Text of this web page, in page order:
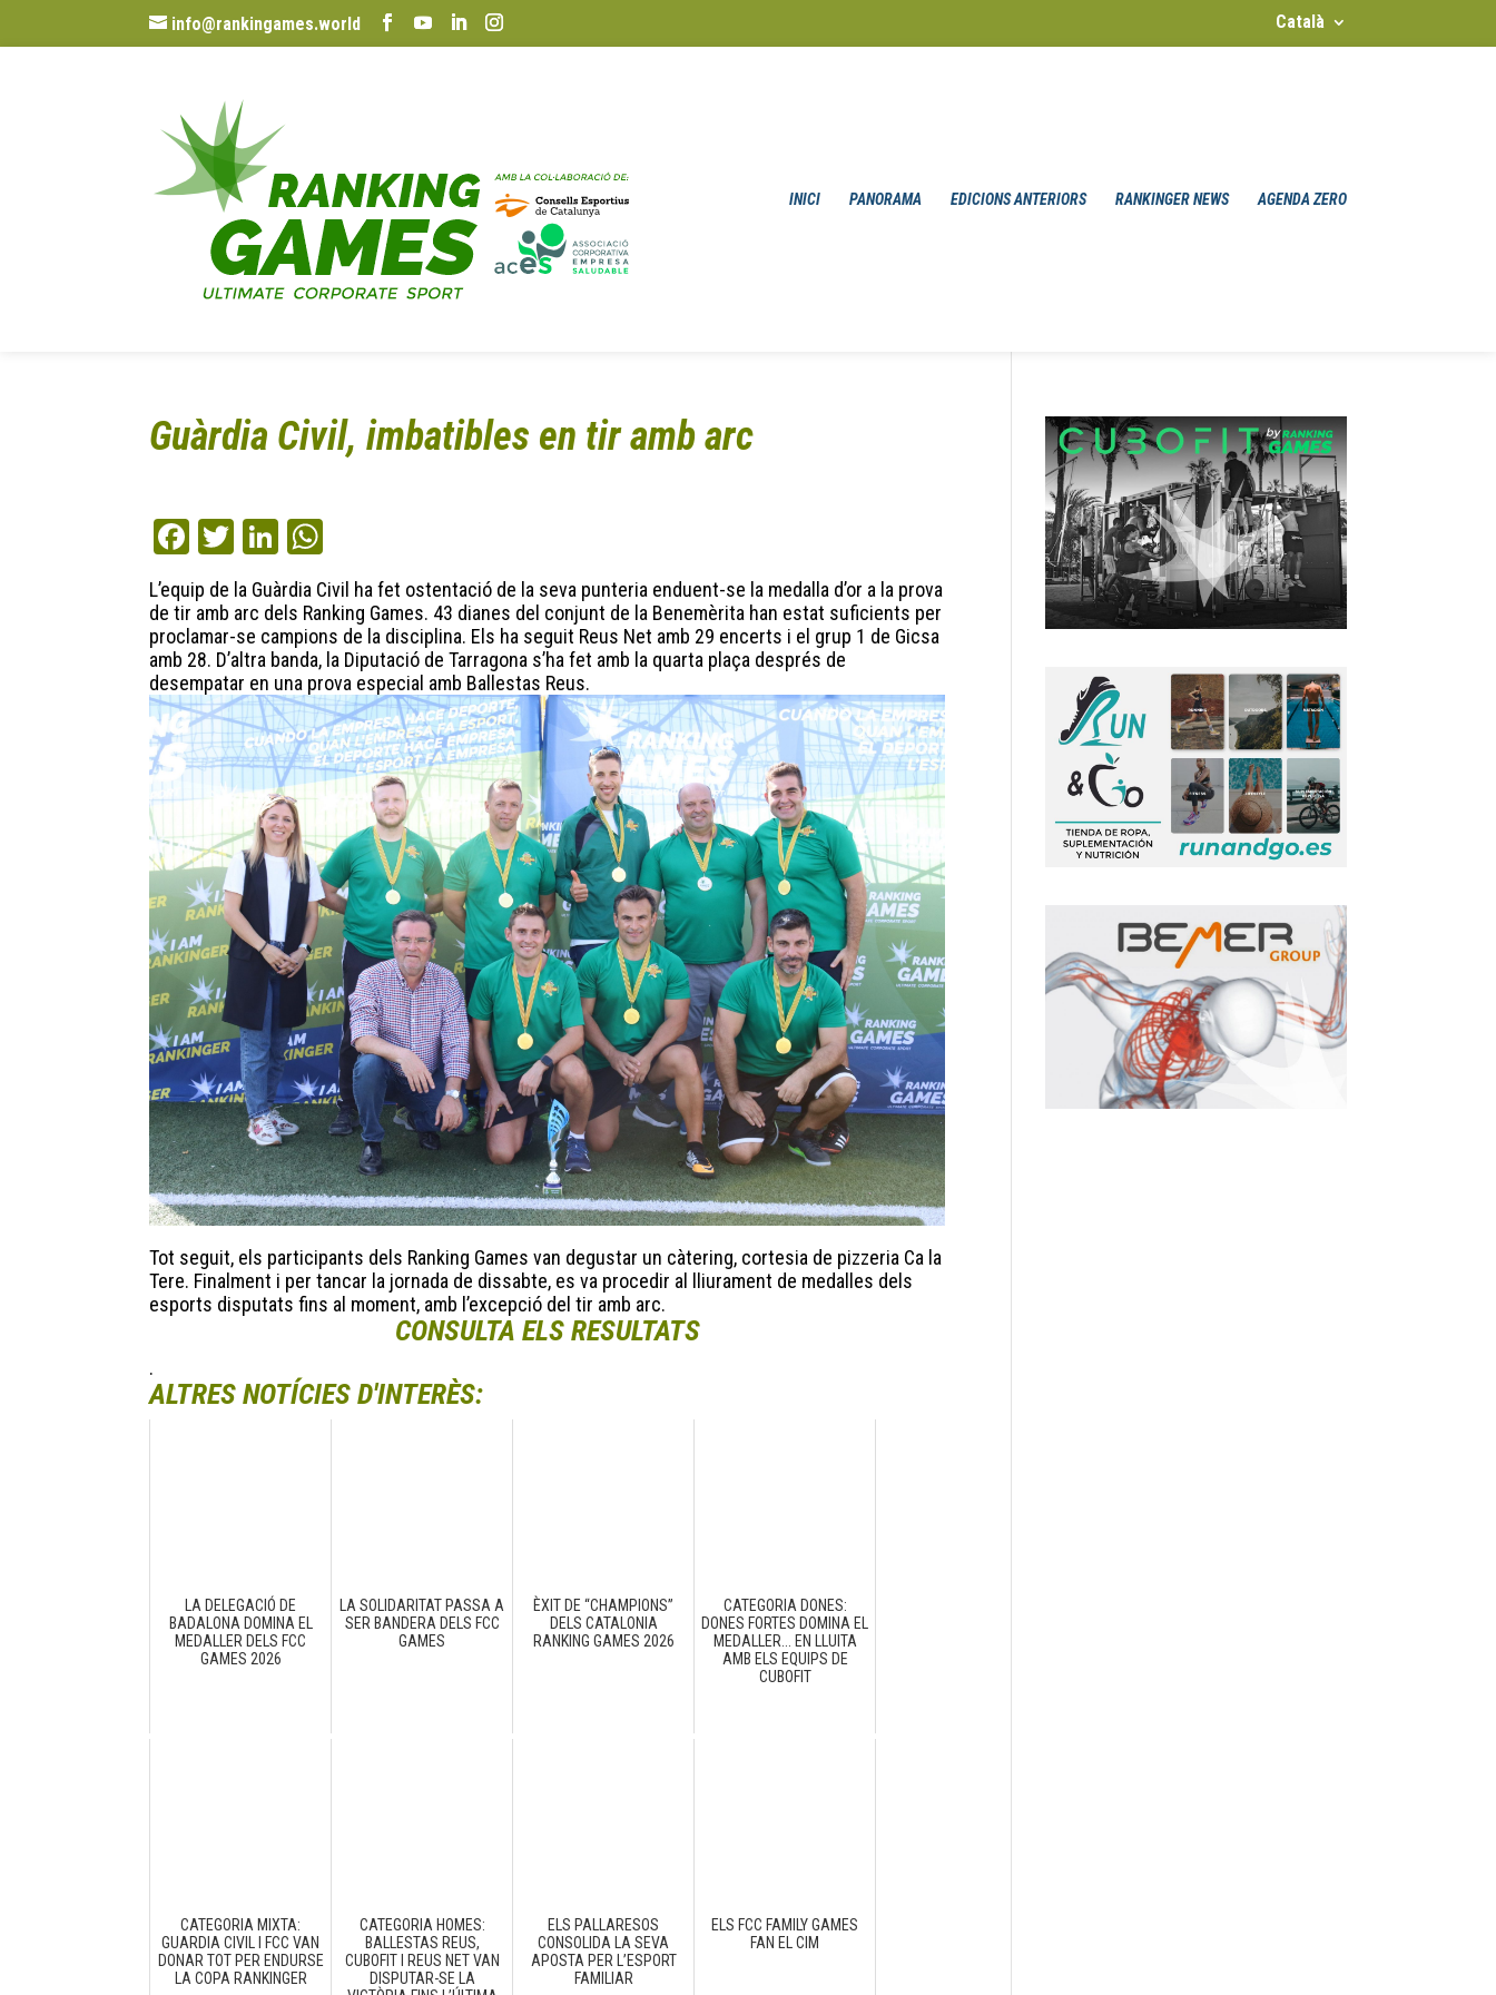
info@rankingames.world Català
INICI PANORAMA EDICIONS ANTERIORS RANKINGER NEWS AGENDA ZERO
Guàrdia Civil, imbatibles en tir amb arc
Fa
ce
bo
ok
T
wi
tt
er
Li
nk
ed
In
ha
ts
A
pp
L’equip de la Guàrdia Civil ha fet ostentació de la seva punteria enduent-se la medalla d’or a la prova
de tir amb arc dels Ranking Games. 43 dianes del conjunt de la Benemèrita han estat suficients per
proclamar-se campions de la disciplina. Els ha seguit Reus Net amb 29 encerts i el grup 1 de Gicsa
amb 28. D’altra banda, la Diputació de Tarragona s’ha fet amb la quarta plaça després de
desempatar en una prova especial amb Ballestas Reus.
Tot seguit, els participants dels Ranking Games van degustar un càtering, cortesia de pizzeria Ca la
Tere. Finalment i per tancar la jornada de dissabte, es va procedir al lliurament de medalles dels
esports disputats fins al moment, amb l’excepció del tir amb arc.
CONSULTA ELS RESULTATS
.
ALTRES NOTÍCIES D'INTERÈS:
LA DELEGACIÓ DE
BADALONA DOMINA EL
MEDALLER DELS FCC
GAMES 2026
LA SOLIDARITAT PASSA A
SER BANDERA DELS FCC
GAMES
ÈXIT DE “CHAMPIONS”
DELS CATALONIA
RANKING GAMES 2026
CATEGORIA DONES:
DONES FORTES DOMINA EL
MEDALLER... EN LLUITA
AMB ELS EQUIPS DE
CUBOFIT
CATEGORIA MIXTA:
GUARDIA CIVIL I FCC VAN
DONAR TOT PER ENDURSE
LA COPA RANKINGER
CATEGORIA HOMES:
BALLESTAS REUS,
CUBOFIT I REUS NET VAN
DISPUTAR-SE LA
ELS PALLARESOS
CONSOLIDA LA SEVA
APOSTA PER L’ESPORT
FAMILIAR
ELS FCC FAMILY GAMES
FAN EL CIM